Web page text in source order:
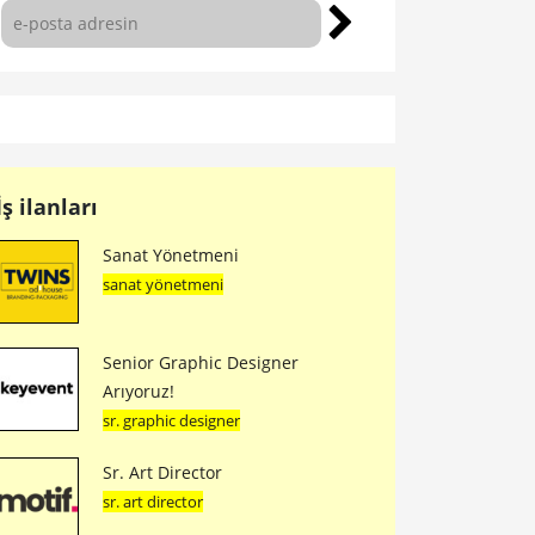
ilanları
Sanat Yönetmeni
sanat yönetmeni
Senior Graphic Designer
Arıyoruz!
sr. graphic designer
Sr. Art Director
sr. art director